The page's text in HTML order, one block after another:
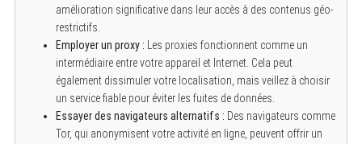
amélioration significative dans leur accès à des contenus géo-
restrictifs.
Employer un proxy : Les proxies fonctionnent comme un
intermédiaire entre votre appareil et Internet. Cela peut
également dissimuler votre localisation, mais veillez à choisir
un service fiable pour éviter les fuites de données.
Essayer des navigateurs alternatifs : Des navigateurs comme
Tor, qui anonymisent votre activité en ligne, peuvent offrir un